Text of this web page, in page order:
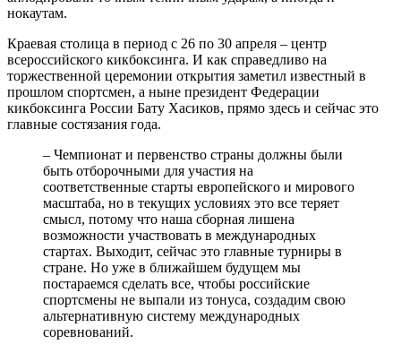
нокаутам.
Краевая столица в период с 26 по 30 апреля – центр
всероссийского кикбоксинга. И как справедливо на
торжественной церемонии открытия заметил известный в
прошлом спортсмен, а ныне президент Федерации
кикбоксинга России Бату Хасиков, прямо здесь и сейчас это
главные состязания года.
– Чемпионат и первенство страны должны были
быть отборочными для участия на
соответственные старты европейского и мирового
масштаба, но в текущих условиях это все теряет
смысл, потому что наша сборная лишена
возможности участвовать в международных
стартах. Выходит, сейчас это главные турниры в
стране. Но уже в ближайшем будущем мы
постараемся сделать все, чтобы российские
спортсмены не выпали из тонуса, создадим свою
альтернативную систему международных
соревнований.